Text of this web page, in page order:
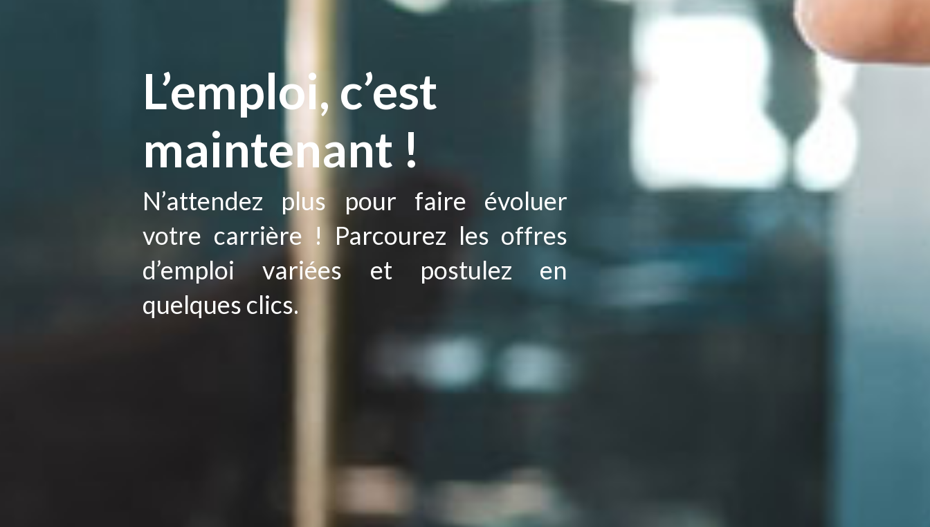
L’emploi, c’est
maintenant !
N’attendez plus pour faire évoluer
votre carrière ! Parcourez les offres
d’emploi variées et postulez en
quelques clics.